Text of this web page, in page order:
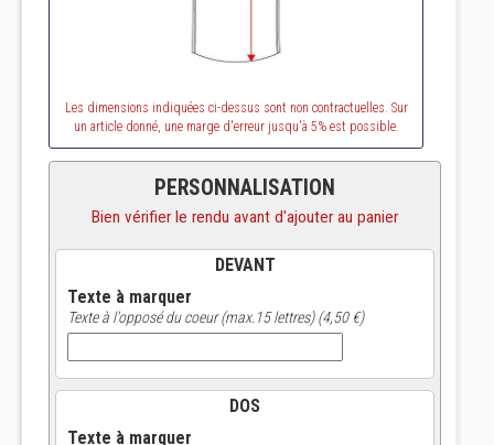
Les dimensions indiquées ci-dessus sont non contractuelles. Sur
un article donné, une marge d'erreur jusqu'à 5% est possible.
PERSONNALISATION
Bien vérifier le rendu avant d'ajouter au panier
DEVANT
Texte à marquer
Texte à l'opposé du coeur (max.15 lettres) (4,50 €)
DOS
Texte à marquer